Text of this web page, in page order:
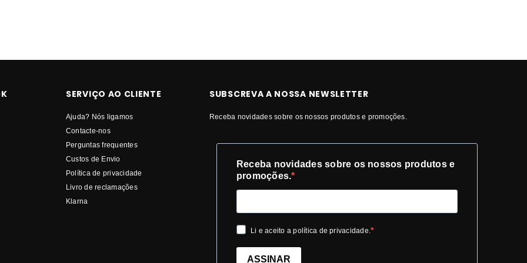
SERVIÇO AO CLIENTE
Ajuda? Nós ligamos
Contacte-nos
Perguntas frequentes
Custos de Envio
Política de privacidade
Livro de reclamações
Klarna
SUBSCREVA A NOSSA NEWSLETTER
Receba novidades sobre os nossos produtos e promoções.
Receba novidades sobre os nossos produtos e
promoções.
Li e aceito a política de privacidade.
ASSINAR